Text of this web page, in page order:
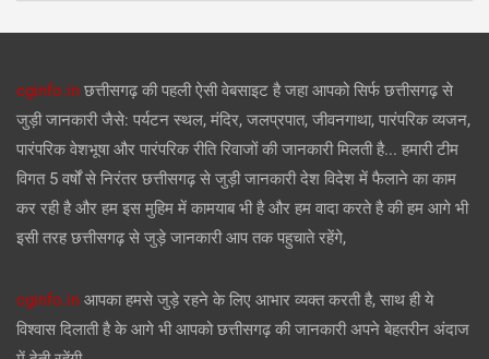
cginfo.in छत्तीसगढ़ की पहली ऐसी वेबसाइट है जहा आपको सिर्फ छत्तीसगढ़ से
जुड़ी जानकारी जैसे: पर्यटन स्थल, मंदिर, जलप्रपात, जीवनगाथा, पारंपरिक व्यजन,
पारंपरिक वेशभूषा और पारंपरिक रीति रिवाजों की जानकारी मिलती है... हमारी टीम
विगत 5 वर्षों से निरंतर छत्तीसगढ़ से जुड़ी जानकारी देश विदेश में फैलाने का काम
कर रही है और हम इस मुहिम में कामयाब भी है और हम वादा करते है की हम आगे भी
इसी तरह छत्तीसगढ़ से जुड़े जानकारी आप तक पहुचाते रहेंगे,
cginfo.in आपका हमसे जुड़े रहने के लिए आभार व्यक्त करती है, साथ ही ये
विश्वास दिलाती है के आगे भी आपको छत्तीसगढ़ की जानकारी अपने बेहतरीन अंदाज